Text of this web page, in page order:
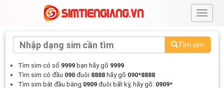
#
Tìm sim
Tìm sim có số 9999 bạn hãy gõ 9999
Tìm sim có đầu 090 đuôi 8888 hãy gõ 090*8888
Tìm sim bắt đầu bằng 0909 đuôi bất kỳ, hãy gõ: 0909*